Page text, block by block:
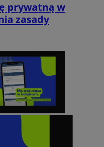
prywatną w
zasady